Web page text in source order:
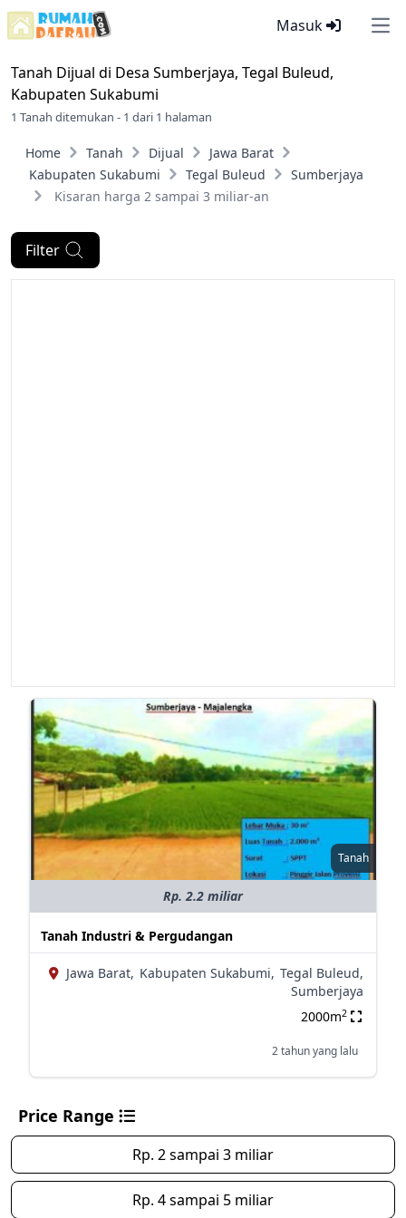
Masuk
Tanah Dijual di Desa Sumberjaya, Tegal Buleud,
Kabupaten Sukabumi
1 Tanah ditemukan - 1 dari 1 halaman
Home Tanah Dijual
Jawa Barat
Kabupaten Sukabumi
Tegal Buleud
Sumberjaya
Kisaran harga 2 sampai 3 miliar-an
Filter
Tanah
Rp. 2.2 miliar
Tanah Industri & Pergudangan
Jawa Barat, Kabupaten Sukabumi, Tegal Buleud,
Sumberjaya
2000m2
2 tahun yang lalu
Price Range
Rp. 2 sampai 3 miliar
Rp. 4 sampai 5 miliar